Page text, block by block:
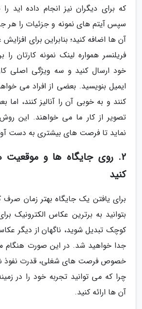
که برای دیگران نیز انجام داده اید
سپس آیتم های نمونه و جزئیات را هر
آن ها اضافه کنید؛ بنابراین برای
فریلنسر همواره لینک نمونه کارتان را
خود ارسال کنید و سه ویژگی اصلی
ایمیل بنویسید. بعضی از افراد می
کنند و به خوبی آن را آنالیز کنند،
تصویر از کار ما می خواهند. این
نماید تا فرصت های بیشتری به دست
2. روی جایگاه ها و موقعیت
کنید
برای یافتن یک جایگاه بهتر زمان صرف
بتوانید به برترین عکاس الکترونیک
کوچک تبدیل شوید، ناگهان از دیگر
جدا خواهید شد. در این صورت هنگام
خصوص فرصت های شغلی، قدرت نفوذ
چرا که می توانید تجربه خود را در
آن ها ارائه کنید.